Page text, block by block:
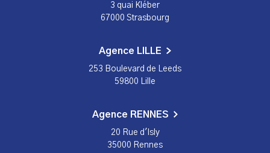
3 quai Kléber
67000 Strasbourg
Agence LILLE
253 Boulevard de Leeds
59800 Lille
Agence RENNES
20 Rue d'Isly
35000 Rennes